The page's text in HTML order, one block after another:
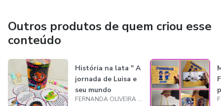
Outros produtos de quem criou esse
conteúdo
História na lata " A
jornada de Luisa e
seu mundo
colorido"
FERNANDA OLIVEIRA DA SILVA